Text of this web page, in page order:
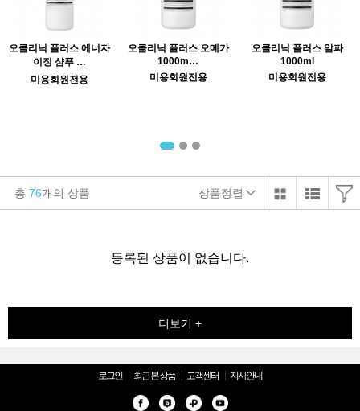
오클리닉 플러스 에너자
이징 샴푸 …
미용회원전용
오클리닉 플러스 오메가
1000m…
미용회원전용
오클리닉 플러스 알파
1000ml
미용회원전용
총 76개의 상품 상품정렬
등록된 상품이 없습니다.
더보기 +
로그인 최근 본 상품 고객센터 지사안내